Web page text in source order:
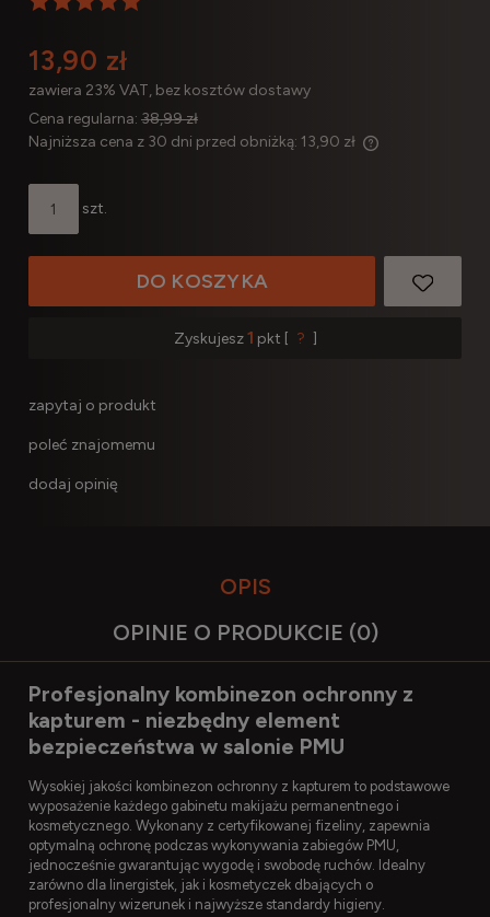
13,90 zł
zawiera 23% VAT, bez kosztów dostawy
Cena regularna: 38,99 zł
Najniższa cena z 30 dni przed obniżką: 13,90 zł
szt.
DO KOSZYKA
Zyskujesz1 pkt [ ? ]
zapytaj o produkt
poleć znajomemu
dodaj opinię
OPIS
OPINIE O PRODUKCIE (0)
Profesjonalny kombinezon ochronny z
kapturem - niezbędny element
bezpieczeństwa w salonie PMU
Wysokiej jakości kombinezon ochronny z kapturem to podstawowe
wyposażenie każdego gabinetu makijażu permanentnego i
kosmetycznego. Wykonany z certyfikowanej fizeliny, zapewnia
optymalną ochronę podczas wykonywania zabiegów PMU,
jednocześnie gwarantując wygodę i swobodę ruchów. Idealny
zarówno dla linergistek, jak i kosmetyczek dbających o
profesjonalny wizerunek i najwyższe standardy higieny.